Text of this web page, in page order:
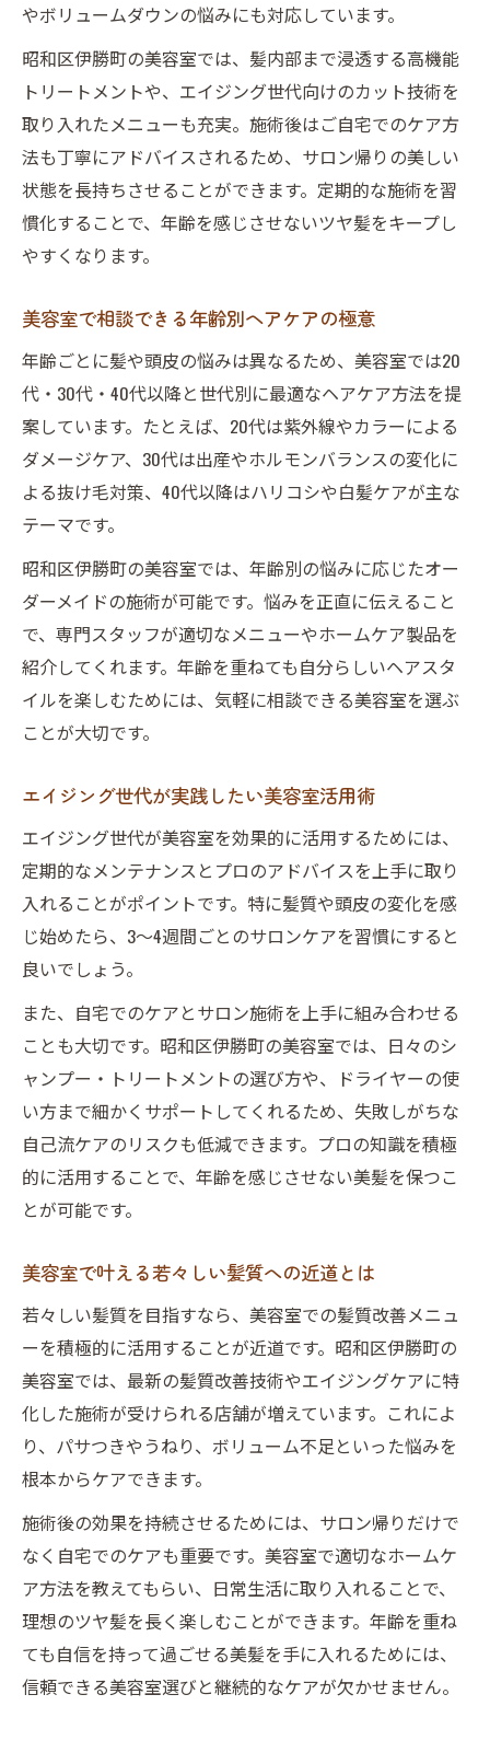
やボリュームダウンの悩みにも対応しています。
昭和区伊勝町の美容室では、髪内部まで浸透する高機能
トリートメントや、エイジング世代向けのカット技術を
取り入れたメニューも充実。施術後はご自宅でのケア方
法も丁寧にアドバイスされるため、サロン帰りの美しい
状態を長持ちさせることができます。定期的な施術を習
慣化することで、年齢を感じさせないツヤ髪をキープし
やすくなります。
美容室で相談できる年齢別ヘアケアの極意
年齢ごとに髪や頭皮の悩みは異なるため、美容室では20
代・30代・40代以降と世代別に最適なヘアケア方法を提
案しています。たとえば、20代は紫外線やカラーによる
ダメージケア、30代は出産やホルモンバランスの変化に
よる抜け毛対策、40代以降はハリコシや白髪ケアが主な
テーマです。
昭和区伊勝町の美容室では、年齢別の悩みに応じたオー
ダーメイドの施術が可能です。悩みを正直に伝えること
で、専門スタッフが適切なメニューやホームケア製品を
紹介してくれます。年齢を重ねても自分らしいヘアスタ
イルを楽しむためには、気軽に相談できる美容室を選ぶ
ことが大切です。
エイジング世代が実践したい美容室活用術
エイジング世代が美容室を効果的に活用するためには、
定期的なメンテナンスとプロのアドバイスを上手に取り
入れることがポイントです。特に髪質や頭皮の変化を感
じ始めたら、3～4週間ごとのサロンケアを習慣にすると
良いでしょう。
また、自宅でのケアとサロン施術を上手に組み合わせる
ことも大切です。昭和区伊勝町の美容室では、日々のシ
ャンプー・トリートメントの選び方や、ドライヤーの使
い方まで細かくサポートしてくれるため、失敗しがちな
自己流ケアのリスクも低減できます。プロの知識を積極
的に活用することで、年齢を感じさせない美髪を保つこ
とが可能です。
美容室で叶える若々しい髪質への近道とは
若々しい髪質を目指すなら、美容室での髪質改善メニュ
ーを積極的に活用することが近道です。昭和区伊勝町の
美容室では、最新の髪質改善技術やエイジングケアに特
化した施術が受けられる店舗が増えています。これによ
り、パサつきやうねり、ボリューム不足といった悩みを
根本からケアできます。
施術後の効果を持続させるためには、サロン帰りだけで
なく自宅でのケアも重要です。美容室で適切なホームケ
ア方法を教えてもらい、日常生活に取り入れることで、
理想のツヤ髪を長く楽しむことができます。年齢を重ね
ても自信を持って過ごせる美髪を手に入れるためには、
信頼できる美容室選びと継続的なケアが欠かせません。